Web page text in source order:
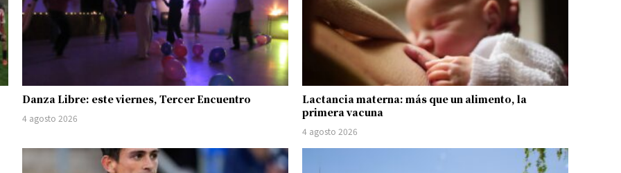
Danza Libre: este viernes, Tercer Encuentro
4 agosto 2026
Lactancia materna: más que un alimento, la
primera vacuna
4 agosto 2026